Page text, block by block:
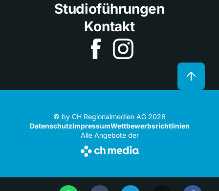
Studioführungen
Kontakt
© by CH Regionalmedien AG 2026
DatenschutzImpressumWettbewerbsrichtlinien
Alle Angebote der